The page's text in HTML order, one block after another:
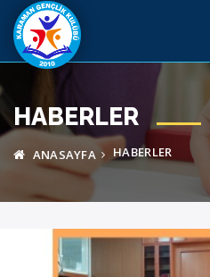
HABERLER
ANASAYFA HABERLER